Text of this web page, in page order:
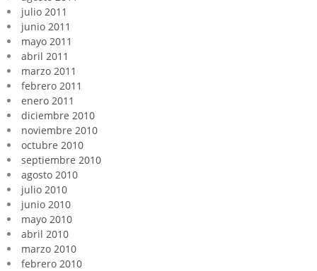
julio 2011
junio 2011
mayo 2011
abril 2011
marzo 2011
febrero 2011
enero 2011
diciembre 2010
noviembre 2010
octubre 2010
septiembre 2010
agosto 2010
julio 2010
junio 2010
mayo 2010
abril 2010
marzo 2010
febrero 2010